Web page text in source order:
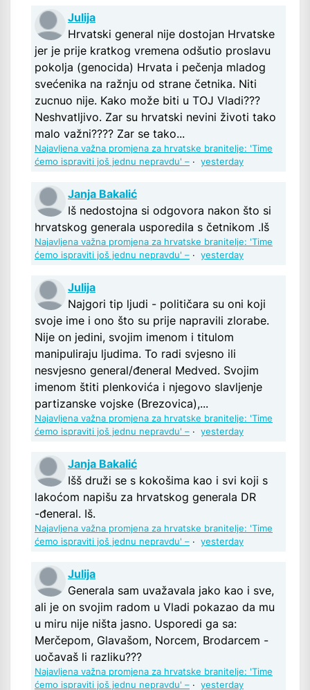
Julija
Hrvatski general nije dostojan Hrvatske
jer je prije kratkog vremena odšutio proslavu
pokolja (genocida) Hrvata i pečenja mladog
svećenika na ražnju od strane četnika. Niti
zucnuo nije. Kako može biti u TOJ Vladi???
Neshvatljivo. Zar su hrvatski nevini životi tako
malo važni???? Zar se tako...
Najavljena važna promjena za hrvatske branitelje: 'Time
ćemo ispraviti još jednu nepravdu' – · yesterday
Janja Bakalić
Iš nedostojna si odgovora nakon što si
hrvatskog generala usporedila s četnikom .Iš
Najavljena važna promjena za hrvatske branitelje: 'Time
ćemo ispraviti još jednu nepravdu' – · yesterday
Julija
Najgori tip ljudi - političara su oni koji
svoje ime i ono što su prije napravili zlorabe.
Nije on jedini, svojim imenom i titulom
manipuliraju ljudima. To radi svjesno ili
nesvjesno general/đeneral Medved. Svojim
imenom štiti plenkovića i njegovo slavljenje
partizanske vojske (Brezovica),...
Najavljena važna promjena za hrvatske branitelje: 'Time
ćemo ispraviti još jednu nepravdu' – · yesterday
Janja Bakalić
Išš druži se s kokošima kao i svi koji s
lakoćom napišu za hrvatskog generala DR
-đeneral. Iš.
Najavljena važna promjena za hrvatske branitelje: 'Time
ćemo ispraviti još jednu nepravdu' – · yesterday
Julija
Generala sam uvažavala jako kao i sve,
ali je on svojim radom u Vladi pokazao da mu
u miru nije ništa jasno. Usporedi ga sa:
Merčepom, Glavašom, Norcem, Brodarcem -
uočavaš li razliku???
Najavljena važna promjena za hrvatske branitelje: 'Time
ćemo ispraviti još jednu nepravdu' – · yesterday